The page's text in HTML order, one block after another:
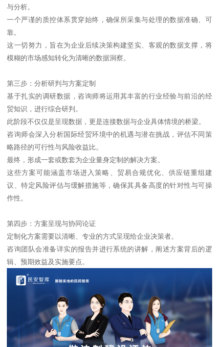
与分析。
一个严谨的质控体系贯穿始终，确保所采集与处理的数据准确、可
靠。
这一切努力，旨在为企业后续决策构建坚实、客观的数据支撑，将
模糊的市场感知转化为清晰的数据洞察。
第三步：分析研判与方案定制
基于扎实的调研数据，咨询师将运用其丰富的行业经验与前沿的经
贸知识，进行综合研判。
此阶段不仅仅是呈现数据，更是连接数据与企业具体情境的桥梁。
咨询师会深入分析国际经贸环境中的机遇与潜在挑战，评估不同策
略路径的可行性与风险收益比。
最终，形成一套或数套为企业量身定制的解决方案。
这些方案可能涵盖市场进入策略、贸易合规优化、供应链重组建
议、特定风险评估与缓解措施等，确保其具备高度的针对性与可操
作性。
第四步：方案呈现与协同论证
定制化方案需要以清晰、专业的方式呈现给企业决策者。
咨询团队会准备详实的报告并进行系统的讲解，阐述方案背后的逻
辑、预期效益及实施要点。